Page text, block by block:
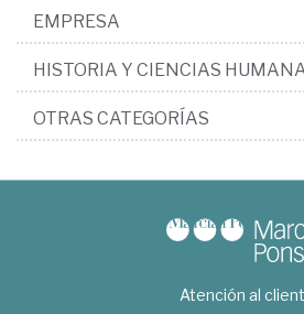
EMPRESA
HISTORIA Y CIENCIAS
OTRAS CATEGORÍAS
Atención al